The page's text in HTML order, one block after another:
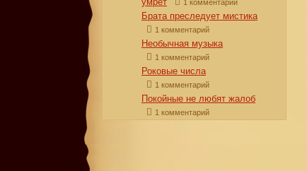
1 комментарий
Брата преследует мистика
1 комментарий
Необычная музыка
1 комментарий
Роковые числа
1 комментарий
Покойные не любят жалоб
1 комментарий